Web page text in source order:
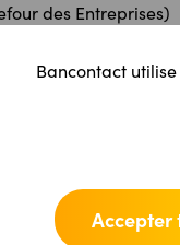
Bancontact
Accepter
des Entreprises)